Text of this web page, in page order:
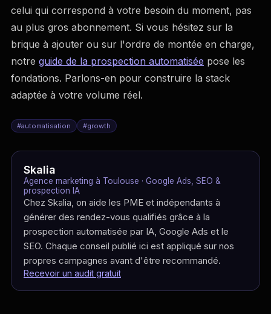
celui qui correspond à votre besoin du moment, pas
au plus gros abonnement. Si vous hésitez sur la
brique à ajouter ou sur l'ordre de montée en charge,
notre guide de la prospection automatisée pose les
fondations. Parlons-en pour construire la stack
adaptée à votre volume réel.
#automatisation #growth
Skalia
Agence marketing à Toulouse · Google Ads, SEO &
prospection IA
Chez Skalia, on aide les PME et indépendants à
générer des rendez-vous qualifiés grâce à la
prospection automatisée par IA, Google Ads et le
SEO. Chaque conseil publié ici est appliqué sur nos
propres campagnes avant d'être recommandé.
Recevoir un audit gratuit